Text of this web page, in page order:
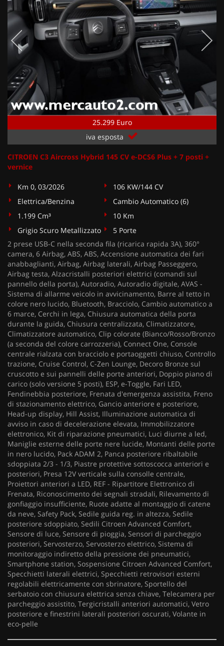
25.299 Euro
iva esposta
CITROEN C3 Aircross Hybrid 145 CV e-DCS6 Plus + 7 posti +
vernice
Km 0, 03/2026
106 KW/144 CV
Elettrica/Benzina
Cambio Automatico (6)
1.199 Cm³
10 Km
Grigio Scuro Metallizzato
5 Porte
2 prese USB-C nella seconda fila (ricarica rapida 3A), 360°
camera, 6 Airbag, ABS, ABS, Accensione automatica dei fari
anabbaglianti, Airbag, Airbag laterali, Airbag Passeggero,
Airbag testa, Alzacristalli posteriori elettrici (comandi sul
pannello della porta), Autoradio, Autoradio digitale, AVAS -
Sistema di allarme veicolo in avvicinamento, Barre al tetto in
colore nero lucido, Bluetooth, Bracciolo, Cambio automatico a
6 marce, Cerchi in lega, Chiusura automatica della porta
durante la guida, Chiusura centralizzata, Climatizzatore,
Climatizzatore automatico, Clip colorate (Bianco/Rosso/Bronzo
(a seconda del colore carrozzeria), Connect One, Console
centrale rialzata con bracciolo e portaoggetti chiuso, Controllo
trazione, Cruise Control, C-Zen Lounge, Decoro Bronze sul
cruscotto e sui pannelli delle porte anteriori, Doppio piano di
carico (solo versione 5 posti), ESP, e-Toggle, Fari LED,
Fendinebbia posteriore, Frenata d'emergenza assistita, Freno
di stazionamento elettrico, Gancio anteriore e posteriore,
Head-up display, Hill Assist, Illuminazione automatica di
avviso in caso di decelerazione elevata, Immobilizzatore
elettronico, Kit di riparazione pneumatici, Luci diurne a led,
Maniglie esterne delle porte nere lucide, Montanti delle porte
in nero lucido, Pack ADAM 2, Panca posteriore ribaltabile
sdoppiata 2/3 - 1/3, Piastre protettive sottoscocca anteriori e
posteriori, Presa 12V verticale sulla consolle centrale,
Proiettori anteriori a LED, REF - Ripartitore Elettronico di
Frenata, Riconoscimento dei segnali stradali, Rilevamento di
gonfiaggio insufficiente, Ruote adatte al montaggio di catene
da neve, Safety Pack, Sedile guida reg. in altezza, Sedile
posteriore sdoppiato, Sedili Citroen Advanced Comfort,
Sensore di luce, Sensore di pioggia, Sensori di parcheggio
posteriori, Servosterzo, Servosterzo elettrico, Sistema di
monitoraggio indiretto della pressione dei pneumatici,
Smartphone station, Sospensione Citroen Advanced Comfort,
Specchietti laterali elettrici, Specchietti retrovisori esterni
regolabili elettricamente con sbrinatore, Sportello del
serbatoio con chiusura elettrica senza chiave, Telecamera per
parcheggio assistito, Tergicristalli anteriori automatici, Vetro
posteriore e finestrini laterali posteriori oscurati, Volante in
eco-pelle